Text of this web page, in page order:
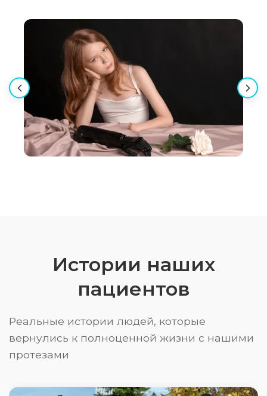
Истории наших
пациентов
Реальные истории людей, которые
вернулись к полноценной жизни с нашими
протезами